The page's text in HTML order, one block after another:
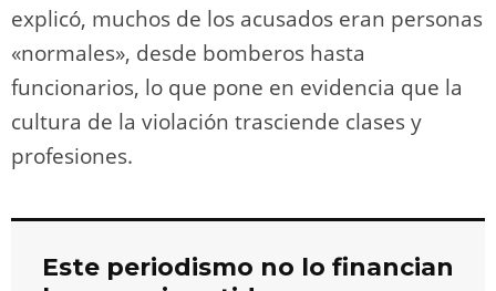
explicó, muchos de los acusados eran personas
«normales», desde bomberos hasta
funcionarios, lo que pone en evidencia que la
cultura de la violación trasciende clases y
profesiones.
Este periodismo no lo financian